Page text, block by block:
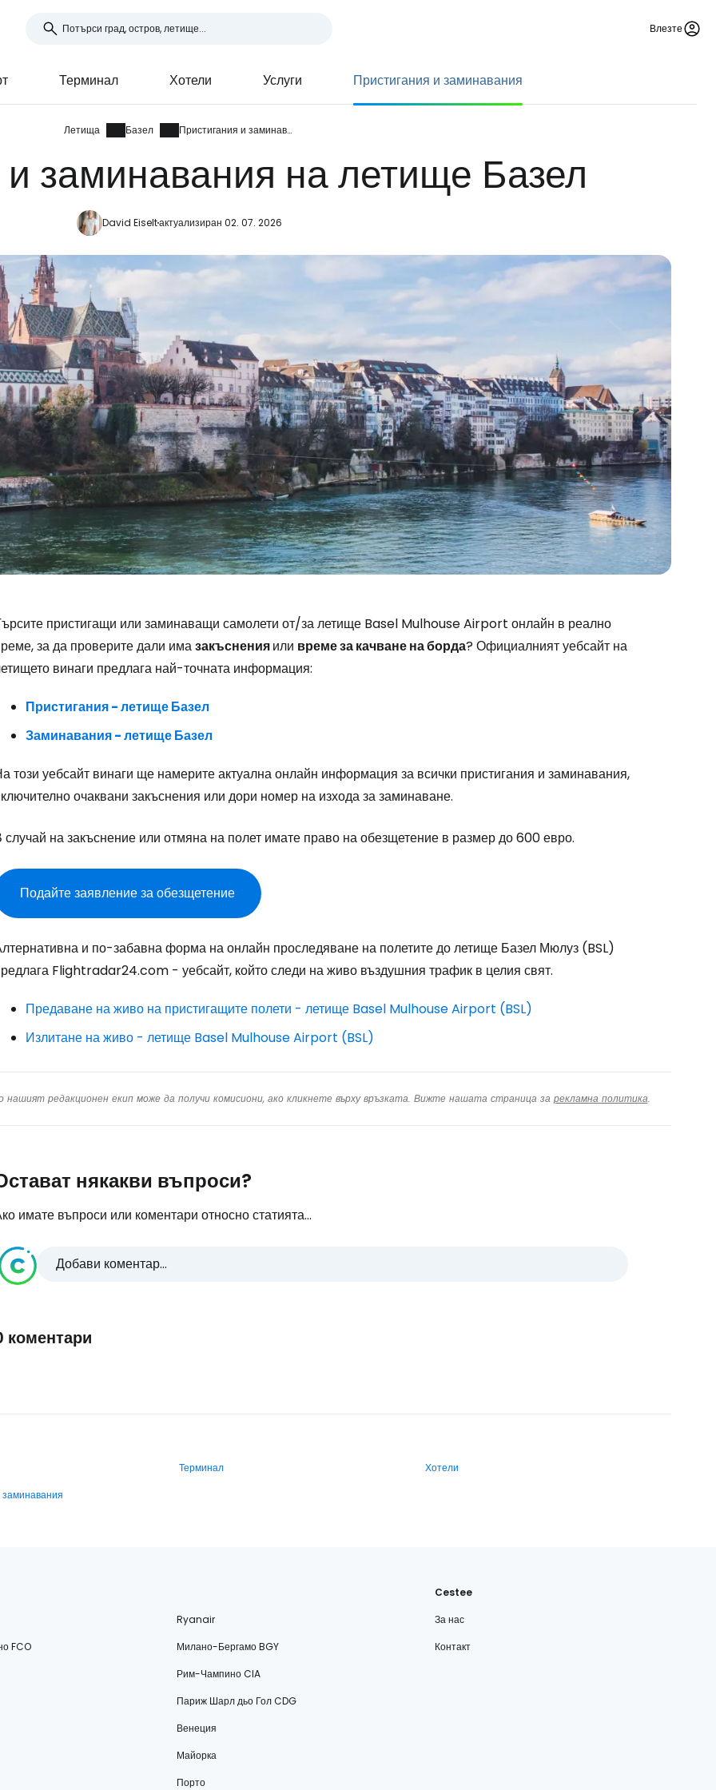
Влезте
Терминал Хотели Услуги Пристигания и заминавания
Летища Базел Пристигания и заминавания
заминавания на летище Базел
David Eiseltактуализиран 02. 07. 2026
пристигащи или заминаващи самолети от/за летище Basel Mulhouse Airport онлайн в реално
за да проверите дали имазакъсненияили време за качване на борда? Официалният уебсайт на
винаги предлага най-точната информация:
Пристигания - летище Базел
Заминавания - летище Базел
този уебсайт винаги ще намерите актуална онлайн информация за всички пристигания и заминавания,
очаквани закъснения или дори номер на изхода за заминаване.
случай на закъснение или отмяна на полет имате право на обезщетение в размер до 600 евро.
Подайте заявление за обезщетение
и по-забавна форма на онлайн проследяване на полетите до летище Базел Мюлуз (BSL)
Flightradar24.com - уебсайт, който следи на живо въздушния трафик в целия свят.
Предаване на живо на пристигащите полети - летище Basel Mulhouse Airport (BSL)
Излитане на живо - летище Basel Mulhouse Airport (BSL)
редакционен екип може да получи комисиони, ако кликнете върху връзката. Вижте нашата страница за рекламна политика.
някакви въпроси?
имате въпроси или коментари относно статията...
Добави коментар...
коментари
Терминал
Хотели
Ryanair
FCO
Милано-Бергамо BGY
Рим-Чампино CIA
Париж Шарл дьо Гол CDG
Венеция
Майорка
Порто
Cestee
За нас
Контакт
Влезте в Cestee
... световната общност на туристите